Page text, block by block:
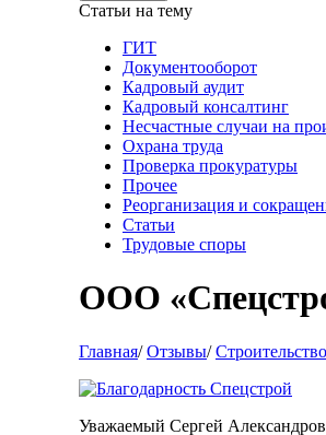
Статьи на тему
ГИТ
Документооборот
Кадровый аудит
Кадровый консалтинг
Несчастные случаи на
Охрана труда
Проверка прокуратуры
Прочее
Реорганизация и
Статьи
Трудовые споры
ООО
Главная/ Отзывы/ Строительство
Уважаемый Сергей